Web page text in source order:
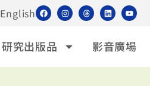
English
研究出版品 影音廣場